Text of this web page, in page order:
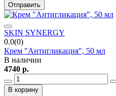
Отправить
SKIN SYNERGY
0.0(0)
Крем "Антигликация", 50 мл
В наличии
4740 р.
В корзину